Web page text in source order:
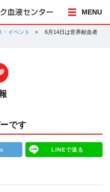
MENU
・イベント
6月14日は世界献血者
です
LINEで送る